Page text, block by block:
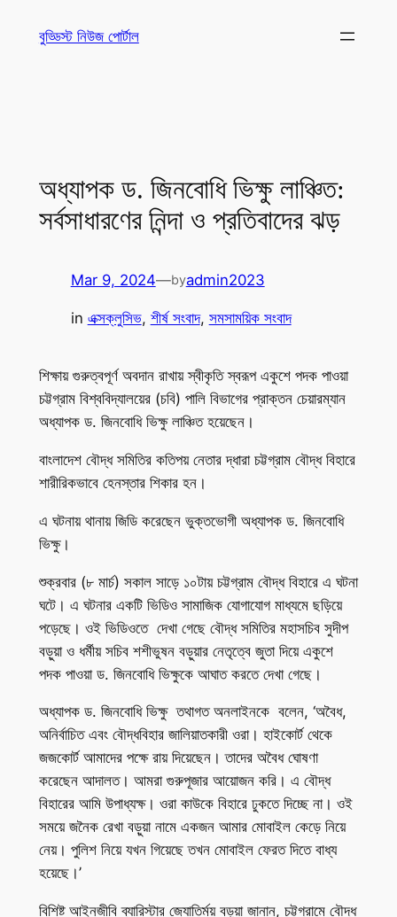
বুড্ডিস্ট নিউজ পোর্টাল
অধ্যাপক ড. জিনবোধি ভিক্ষু লাঞ্চিত:
সর্বসাধারণের নিন্দা ও প্রতিবাদের ঝড়
Mar 9, 2024—byadmin2023
in এক্সক্লুসিভ, শীর্ষ সংবাদ, সমসাময়িক সংবাদ
শিক্ষায় গুরুত্বপূর্ণ অবদান রাখায় স্বীকৃতি স্বরূপ একুশে পদক পাওয়া
চট্টগ্রাম বিশ্ববিদ্যালয়ের (চবি) পালি বিভাগের প্রাক্তন চেয়ারম্যান
অধ্যাপক ড. জিনবোধি ভিক্ষু লাঞ্চিত হয়েছেন।
বাংলাদেশ বৌদ্ধ সমিতির কতিপয় নেতার দ্ধারা চট্টগ্রাম বৌদ্ধ বিহারে
শারীরিকভাবে হেনস্তার শিকার হন।
এ ঘটনায় থানায় জিডি করেছেন ভুক্তভোগী অধ্যাপক ড. জিনবোধি
ভিক্ষু।
শুক্রবার (৮ মার্চ) সকাল সাড়ে ১০টায় চট্টগ্রাম বৌদ্ধ বিহারে এ ঘটনা
ঘটে। এ ঘটনার একটি ভিডিও সামাজিক যোগাযোগ মাধ্যমে ছড়িয়ে
পড়েছে। ওই ভিডিওতে দেখা গেছে বৌদ্ধ সমিতির মহাসচিব সুদীপ
বড়ুয়া ও ধর্মীয় সচিব শশীভুষন বড়ুয়ার নেতৃত্বে জুতা দিয়ে একুশে
পদক পাওয়া ড. জিনবোধি ভিক্ষুকে আঘাত করতে দেখা গেছে।
অধ্যাপক ড. জিনবোধি ভিক্ষু তথাগত অনলাইনকে বলেন, ‘অবৈধ,
অনির্বাচিত এবং বৌদ্ধবিহার জালিয়াতকারী ওরা। হাইকোর্ট থেকে
জজকোর্ট আমাদের পক্ষে রায় দিয়েছেন। তাদের অবৈধ ঘোষণা
করেছেন আদালত। আমরা গুরুপূজার আয়োজন করি। এ বৌদ্ধ
বিহারের আমি উপাধ্যক্ষ। ওরা কাউকে বিহারে ঢুকতে দিচ্ছে না। ওই
সময়ে জনৈক রেখা বড়ুয়া নামে একজন আমার মোবাইল কেড়ে নিয়ে
নেয়। পুলিশ নিয়ে যখন গিয়েছে তখন মোবাইল ফেরত দিতে বাধ্য
হয়েছে।’
বিশিষ্ট আইনজীবি ব্যারিস্টার জ্যোতির্ময় বড়ুয়া জানান, চট্টগ্রামে বৌদ্ধ